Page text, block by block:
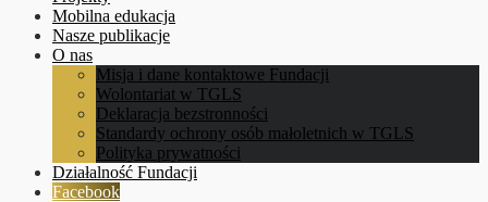
Mobilna edukacja
Nasze publikacje
O nas
Misja i dane kontaktowe Fundacji
Wolontariat w TGLS
Deklaracja bezstronności
Standardy ochrony osób małoletnich w TGLS
Polityka prywatności
Działalność Fundacji
Facebook